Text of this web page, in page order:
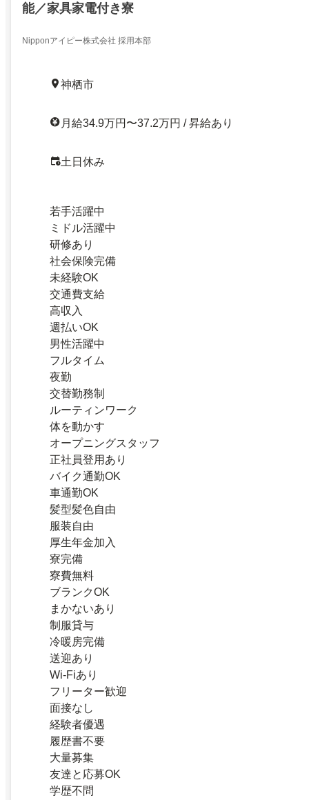
能／家具家電付き寮
Nipponアイピー株式会社 採用本部
神栖市
月給34.9万円〜37.2万円 / 昇給あり
土日休み
若手活躍中
ミドル活躍中
研修あり
社会保険完備
未経験OK
交通費支給
高収入
週払いOK
男性活躍中
フルタイム
夜勤
交替勤務制
ルーティンワーク
体を動かす
オープニングスタッフ
正社員登用あり
バイク通勤OK
車通勤OK
髪型髪色自由
服装自由
厚生年金加入
寮完備
寮費無料
ブランクOK
まかないあり
制服貸与
冷暖房完備
送迎あり
Wi-Fiあり
フリーター歓迎
面接なし
経験者優遇
履歴書不要
大量募集
友達と応募OK
学歴不問